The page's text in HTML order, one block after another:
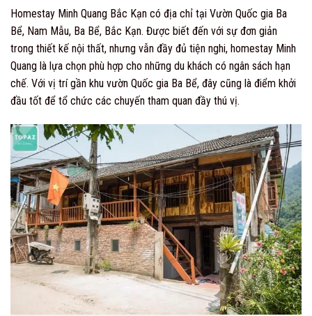
Homestay Minh Quang Bắc Kạn có địa chỉ tại Vườn Quốc gia Ba
Bể, Nam Mẫu, Ba Bể, Bắc Kạn. Được biết đến với sự đơn giản
trong thiết kế nội thất, nhưng vẫn đầy đủ tiện nghi, homestay Minh
Quang là lựa chọn phù hợp cho những du khách có ngân sách hạn
chế. Với vị trí gần khu vườn Quốc gia Ba Bể, đây cũng là điểm khởi
đầu tốt để tổ chức các chuyến tham quan đầy thú vị.